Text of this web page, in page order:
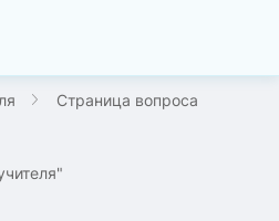
Страница вопроса